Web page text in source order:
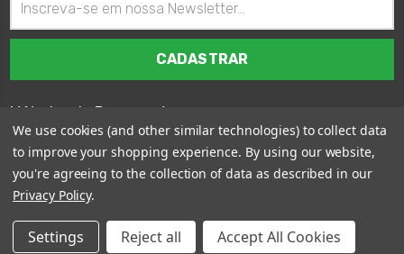
de
email
Métodos de Pagamento
Sitemap
We use cookies (and other similar technologies) to collect data
to improve your shopping experience. By using our website,
you're agreeing to the collection of data as described in our
Privacy Policy.
Settings Reject all Accept All Cookies